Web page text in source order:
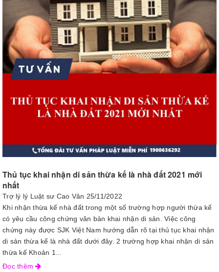
Thủ tục khai nhận di sản thừa kế là nhà đất 2021 mới
nhất
Trợ lý lý Luật sư Cao Vân 25/11/2022
Khi nhận thừa kế nhà đất trong một số trường hợp người thừa kế
có yêu cầu công chứng văn bản khai nhận di sản. Việc công
chứng này được SJK Việt Nam hướng dẫn rõ tại thủ tục khai nhận
di sản thừa kế là nhà đất dưới đây. 2 trường hợp khai nhận di sản
thừa kế Khoản 1...
Đọc thêm